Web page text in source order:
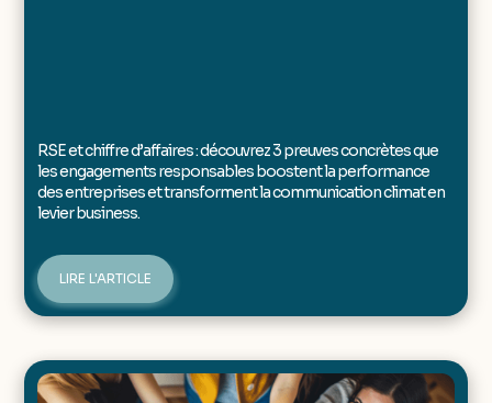
RSE et chiffre d’affaires : découvrez 3 preuves concrètes que
les engagements responsables boostent la performance
des entreprises et transforment la communication climat en
levier business.
LIRE L'ARTICLE